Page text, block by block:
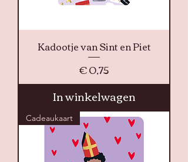
Kadootje van Sint en Piet
Prijs
€ 0,75
In winkelwagen
Cadeaukaart